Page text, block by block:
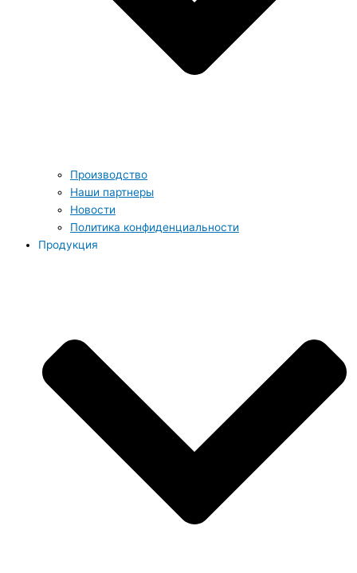
Производство
Наши партнеры
Новости
Политика конфиденциальности
Продукция